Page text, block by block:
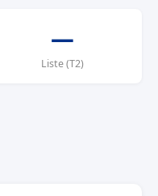
—
Liste (T2)